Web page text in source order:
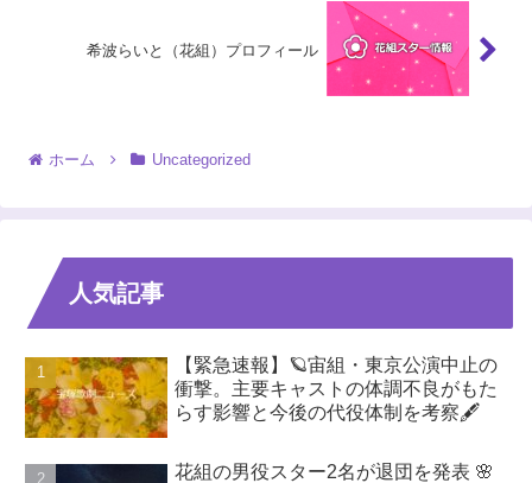
希波らいと（花組）プロフィール
ホーム Uncategorized
人気記事
【緊急速報】🪐宙組・東京公演中止の
衝撃。主要キャストの体調不良がもた
らす影響と今後の代役体制を考察🖋️
花組の男役スター2名が退団を発表 🌸